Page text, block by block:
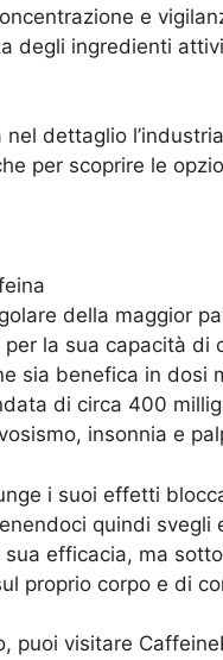
e
degli ingredienti
dettaglio
per scoprire le
della maggior
la sua capacità di
sia benefica in dosi
di circa 400
insonnia e
i suoi effetti
quindi
efficacia, ma
proprio corpo e di
puoi visitare